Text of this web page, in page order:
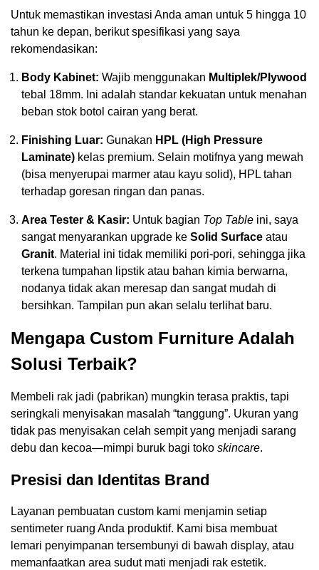
Untuk memastikan investasi Anda aman untuk 5 hingga 10
tahun ke depan, berikut spesifikasi yang saya
rekomendasikan:
Body Kabinet: Wajib menggunakan Multiplek/Plywood
tebal 18mm. Ini adalah standar kekuatan untuk menahan
beban stok botol cairan yang berat.
Finishing Luar: Gunakan HPL (High Pressure
Laminate) kelas premium. Selain motifnya yang mewah
(bisa menyerupai marmer atau kayu solid), HPL tahan
terhadap goresan ringan dan panas.
Area Tester & Kasir: Untuk bagian Top Table ini, saya
sangat menyarankan upgrade ke Solid Surface atau
Granit. Material ini tidak memiliki pori-pori, sehingga jika
terkena tumpahan lipstik atau bahan kimia berwarna,
nodanya tidak akan meresap dan sangat mudah di
bersihkan. Tampilan pun akan selalu terlihat baru.
Mengapa Custom Furniture Adalah
Solusi Terbaik?
Membeli rak jadi (pabrikan) mungkin terasa praktis, tapi
seringkali menyisakan masalah “tanggung”. Ukuran yang
tidak pas menyisakan celah sempit yang menjadi sarang
debu dan kecoa—mimpi buruk bagi toko skincare.
Presisi dan Identitas Brand
Layanan pembuatan custom kami menjamin setiap
sentimeter ruang Anda produktif. Kami bisa membuat
lemari penyimpanan tersembunyi di bawah display, atau
memanfaatkan area sudut mati menjadi rak estetik.